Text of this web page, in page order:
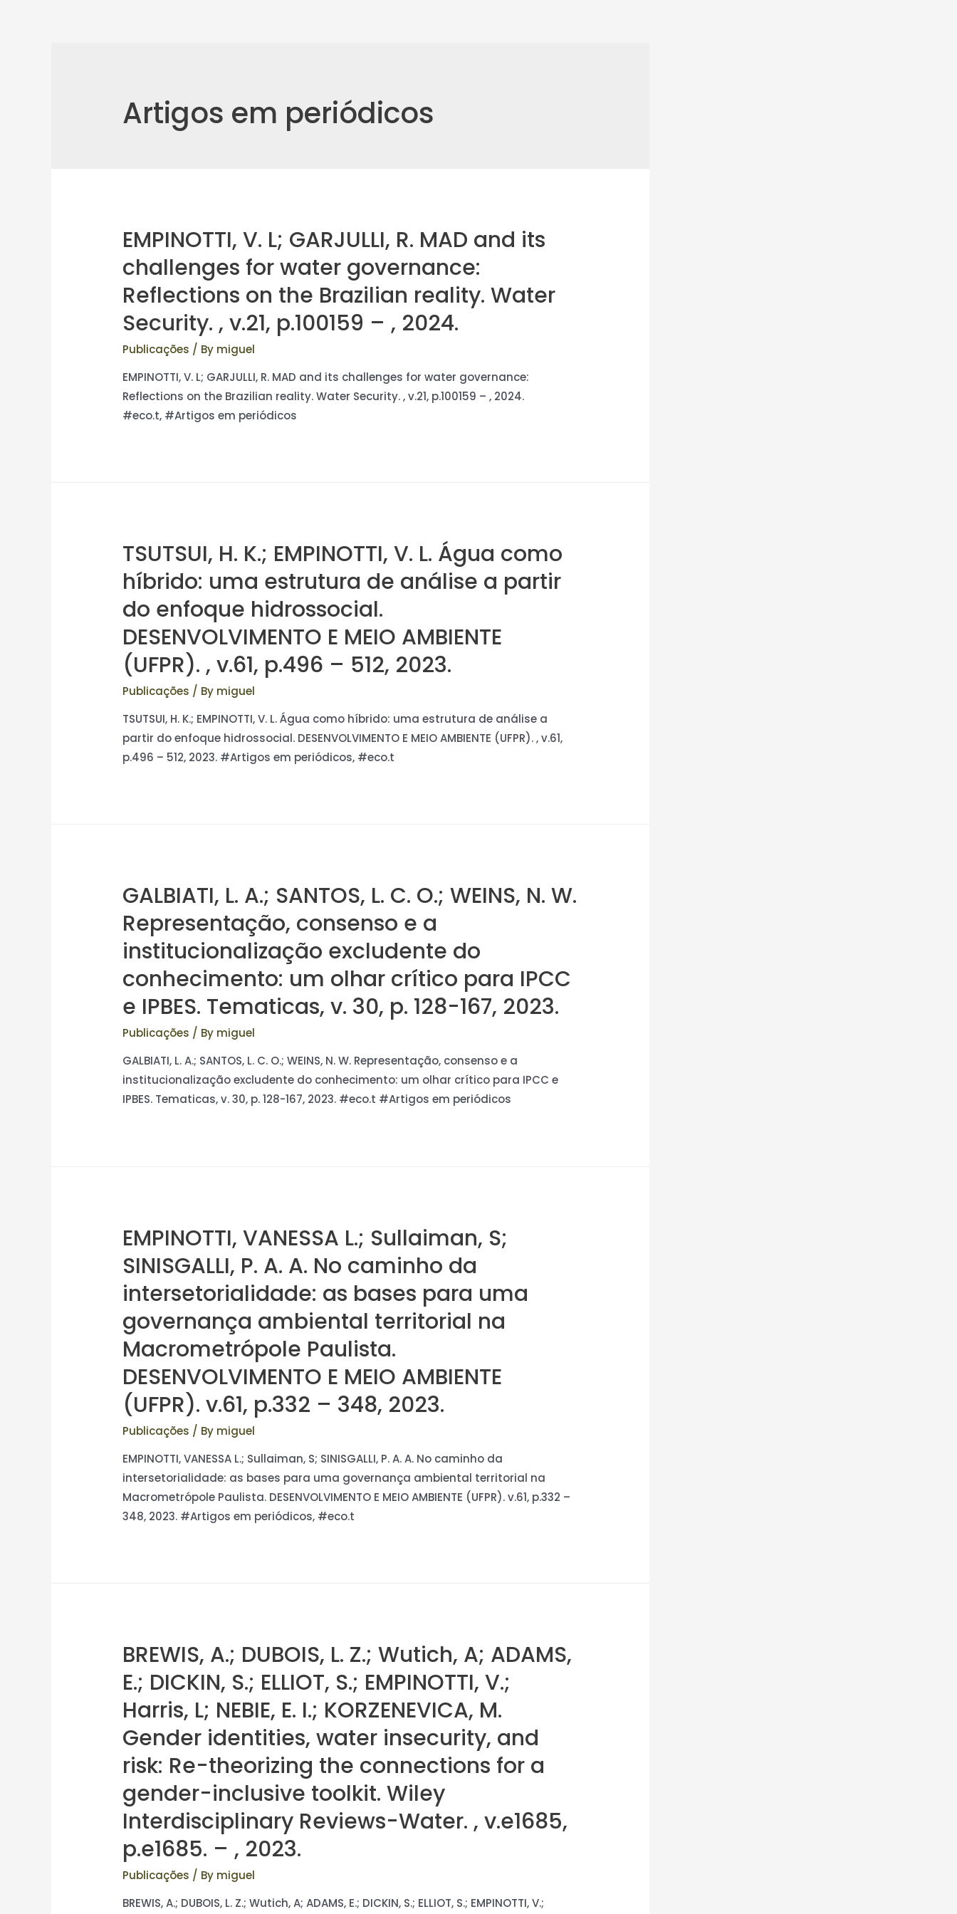
Artigos em periódicos
EMPINOTTI, V. L; GARJULLI, R. MAD and its
challenges for water governance:
Reflections on the Brazilian reality. Water
Security. , v.21, p.100159 – , 2024.
Publicações / By miguel
EMPINOTTI, V. L; GARJULLI, R. MAD and its challenges for water governance:
Reflections on the Brazilian reality. Water Security. , v.21, p.100159 – , 2024.
#eco.t, #Artigos em periódicos
TSUTSUI, H. K.; EMPINOTTI, V. L. Água como
híbrido: uma estrutura de análise a partir
do enfoque hidrossocial.
DESENVOLVIMENTO E MEIO AMBIENTE
(UFPR). , v.61, p.496 – 512, 2023.
Publicações / By miguel
TSUTSUI, H. K.; EMPINOTTI, V. L. Água como híbrido: uma estrutura de análise a
partir do enfoque hidrossocial. DESENVOLVIMENTO E MEIO AMBIENTE (UFPR). , v.61,
p.496 – 512, 2023. #Artigos em periódicos, #eco.t
GALBIATI, L. A.; SANTOS, L. C. O.; WEINS, N. W.
Representação, consenso e a
institucionalização excludente do
conhecimento: um olhar crítico para IPCC
e IPBES. Tematicas, v. 30, p. 128-167, 2023.
Publicações / By miguel
GALBIATI, L. A.; SANTOS, L. C. O.; WEINS, N. W. Representação, consenso e a
institucionalização excludente do conhecimento: um olhar crítico para IPCC e
IPBES. Tematicas, v. 30, p. 128-167, 2023. #eco.t #Artigos em periódicos
EMPINOTTI, VANESSA L.; Sullaiman, S;
SINISGALLI, P. A. A. No caminho da
intersetorialidade: as bases para uma
governança ambiental territorial na
Macrometrópole Paulista.
DESENVOLVIMENTO E MEIO AMBIENTE
(UFPR). v.61, p.332 – 348, 2023.
Publicações / By miguel
EMPINOTTI, VANESSA L.; Sullaiman, S; SINISGALLI, P. A. A. No caminho da
intersetorialidade: as bases para uma governança ambiental territorial na
Macrometrópole Paulista. DESENVOLVIMENTO E MEIO AMBIENTE (UFPR). v.61, p.332 –
348, 2023. #Artigos em periódicos, #eco.t
BREWIS, A.; DUBOIS, L. Z.; Wutich, A; ADAMS,
E.; DICKIN, S.; ELLIOT, S.; EMPINOTTI, V.;
Harris, L; NEBIE, E. I.; KORZENEVICA, M.
Gender identities, water insecurity, and
risk: Re-theorizing the connections for a
gender-inclusive toolkit. Wiley
Interdisciplinary Reviews-Water. , v.e1685,
p.e1685. – , 2023.
Publicações / By miguel
BREWIS, A.; DUBOIS, L. Z.; Wutich, A; ADAMS, E.; DICKIN, S.; ELLIOT, S.; EMPINOTTI, V.;